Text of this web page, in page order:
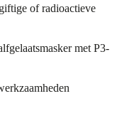
of radioactieve
met P3-